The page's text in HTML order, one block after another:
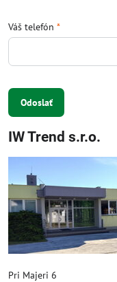
Váš telefón *
Odoslať
IW Trend s.r.o.
Pri Majeri 6